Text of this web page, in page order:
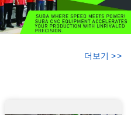
더보기 >>